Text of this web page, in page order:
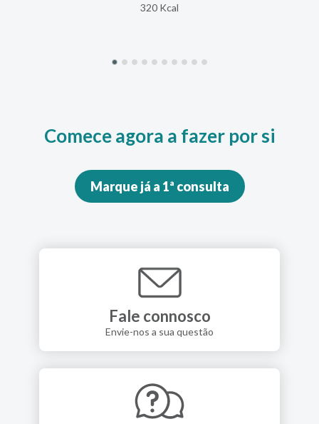
320 Kcal
Comece agora a fazer por si
Marque já a 1ª consulta
Fale connosco
Envie-nos a sua questão